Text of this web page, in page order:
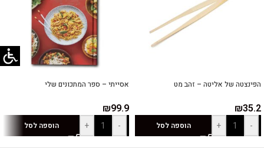
הפינצטה של אליטה – זהב מט
₪35.2
-
+ הוספה לסל
אסייתי – ספר המתכונים שלי
₪99.9
-
+ הוספה לסל